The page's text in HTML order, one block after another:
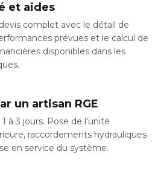
et aides
complet avec le détail de
prévues et le calcul de
disponibles dans les
un artisan RGE
à 3 jours. Pose de l'unité
raccordements hydrauliques
en service du système.